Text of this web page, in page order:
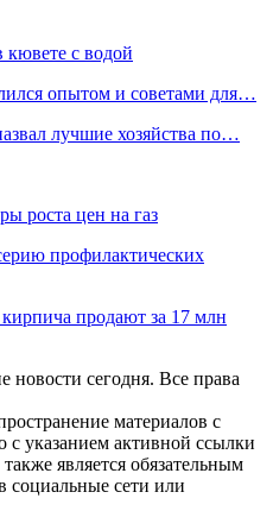
кювете с водой
опытом и советами для…
лучшие хозяйства по…
роста цен на газ
профилактических
продают за 17 млн
новости сегодня. Все права
материалов с
с указанием активной ссылки
является обязательным
социальные сети или